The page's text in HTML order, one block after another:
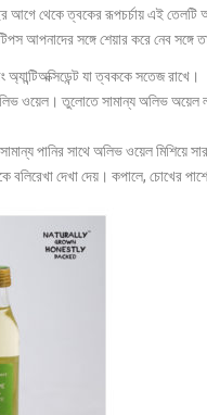
আগে থেকে ত্বকের রূপচর্চায় এই
আপনাদের সঙ্গে শেয়ার করে নেব
যা ত্বককে সতেজ রাখে।
ওয়েল। তুলোতে সামান্য অলিভ অয়েল
পানির সাথে অলিভ ওয়েল মিশিয়ে
বলিরেখা দেখা দেয়। কপালে, চোখের